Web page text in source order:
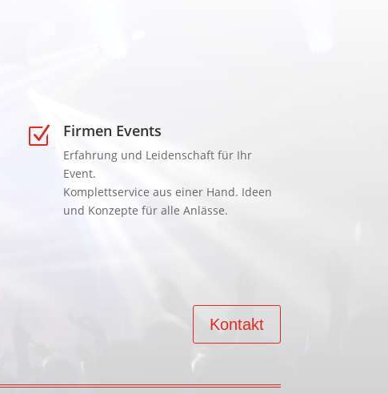
Z Firmen Events
Erfahrung und Leidenschaft für Ihr
Event.
Komplettservice aus einer Hand. Ideen
und Konzepte für alle Anlässe.
Kontakt